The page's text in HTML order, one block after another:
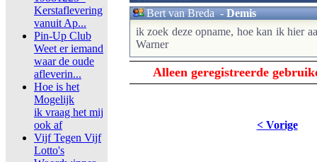
Kerstaflevering
vanuit Ap...
Pin-Up Club
Weet er iemand
waar de oude
afleverin...
Hoe is het
Mogelijk
ik vraag het mij
ook af
Vijf Tegen Vijf
Lotto's
Bert van Breda-Demis
ik zoek deze opname, hoe kan ik hier
Warner
Alleen geregistreerde
< Vorige